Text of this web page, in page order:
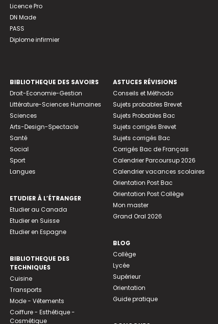
Licence Pro
DN Made
PASS
Diplome infirmier
BIBLIOTHEQUE DES SAVOIRS
Droit-Economie-Gestion
Littérature-Sciences Humaines
Sciences
Arts-Design-Spectacle
Santé
Social
Sport
Langues
ETUDIER À L’ÉTRANGER
Etudier au Canada
Etudier en Suisse
Etudier en Espagne
BIBLIOTHEQUE DES
TECHNIQUES
Cuisine
Transports
Mode - Vêtements
Coiffure - Esthétique -
Cosmétique
ASTUCES RÉVISIONS
Conseils et Méthodo
Sujets probables Brevet
Sujets Probables Bac
Sujets corrigés Brevet
Sujets corrigés Bac
Corrigés Bac de Français
Calendrier Parcoursup 2026
Calendrier vacances scolaires
Orientation Post Bac
Orientation Post Collège
Mon master
Grand Oral 2026
BLOG
Collège
Lycée
Supérieur
Orientation
Guide pratique